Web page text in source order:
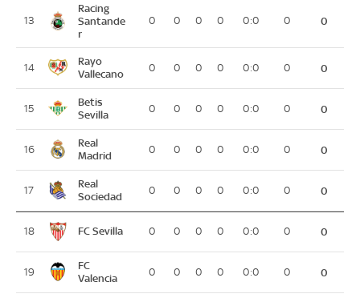
13
Racing
Santande
r
0 0 0 0 0:0 0 0
14
Rayo
Vallecano
0 0 0 0 0:0 0 0
15
Betis
Sevilla
0 0 0 0 0:0 0 0
16
Real
Madrid
0 0 0 0 0:0 0 0
17
Real
Sociedad
0 0 0 0 0:0 0 0
18 FC Sevilla 0 0 0 0 0:0 0 0
19
FC
Valencia
0 0 0 0 0:0 0 0